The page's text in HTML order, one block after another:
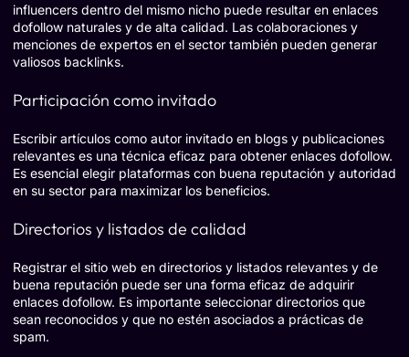
influencers dentro del mismo nicho puede resultar en enlaces
dofollow naturales y de alta calidad. Las colaboraciones y
menciones de expertos en el sector también pueden generar
valiosos backlinks.
Participación como invitado
Escribir artículos como autor invitado en blogs y publicaciones
relevantes es una técnica eficaz para obtener enlaces dofollow.
Es esencial elegir plataformas con buena reputación y autoridad
en su sector para maximizar los beneficios.
Directorios y listados de calidad
Registrar el sitio web en directorios y listados relevantes y de
buena reputación puede ser una forma eficaz de adquirir
enlaces dofollow. Es importante seleccionar directorios que
sean reconocidos y que no estén asociados a prácticas de
spam.